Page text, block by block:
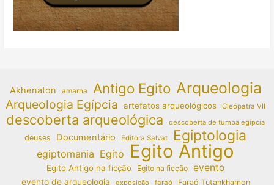
Akhenaton amarna Antigo Egito Arqueologia
Arqueologia Egípcia artefatos arqueológicos Cleópatra VII
descoberta arqueológica descoberta de tumba egípcia
deuses Documentário Editora Salvat Egiptologia
egiptomania Egito Egito Antigo
Egito Antigo na ficção Egito na ficção evento
evento de arqueologia exposição faraó Faraó Tutankhamon